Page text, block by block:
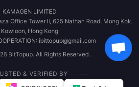
KAMAGEN LIMITED
Office Tower II, 625 Nathan Road, Mong Kok,
Kowloon, Hong Kong
ibittopup@gmail.com
BitTopup. All Rights Reserved.
& VERIFIED BY